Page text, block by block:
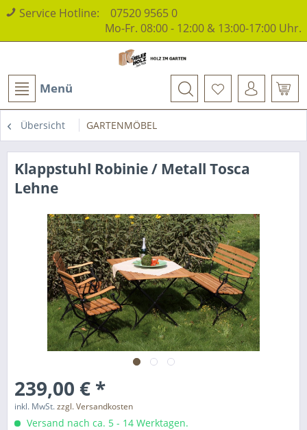
Service Hotline: 07520 9565 0
Mo-Fr. 08:00 - 12:00 & 13:00-17:00 Uhr.
Menü
Übersicht GARTENMÖBEL
Klappstuhl Robinie / Metall Tosca
Lehne
239,00 € *
inkl. MwSt.zzgl. Versandkosten
Versand nach ca. 5 - 14 Werktagen.